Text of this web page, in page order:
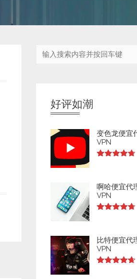
好评如潮
变色龙便宜
VPN
啊哈便宜代
VPN
比特便宜代
VPN